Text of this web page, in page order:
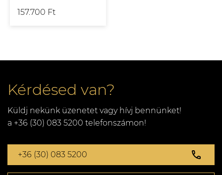
157.700 Ft
Kérdésed van?
Küldj nekünk üzenetet vagy hívj bennünket!
a +36 (30) 083 5200 telefonszámon!
+36 (30) 083 5200